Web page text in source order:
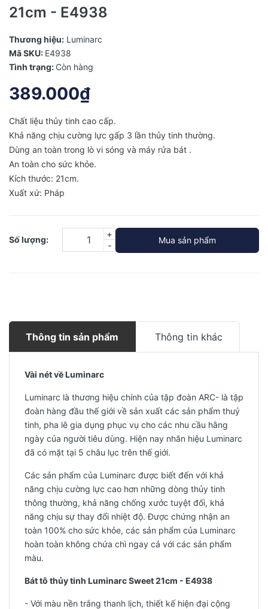
21cm - E4938
Thương hiệu: Luminarc
Mã SKU: E4938
Tình trạng: Còn hàng
389.000₫
Chất liệu thủy tinh cao cấp.
Khả năng chịu cường lực gấp 3 lần thủy tinh thường.
Dùng an toàn trong lò vi sóng và máy rửa bát .
An toàn cho sức khỏe.
Kích thước: 21cm.
Xuất xứ: Pháp
Số lượng:
-
+
Mua sản phẩm
Thông tin sản phẩm Thông tin khác
Vài nét về Luminarc
Luminarc là thương hiệu chính của tập đoàn ARC- là tập
đoàn hàng đầu thế giới về sản xuất các sản phẩm thuỷ
tinh, pha lê gia dụng phục vụ cho các nhu cầu hằng
ngày của người tiêu dùng. Hiện nay nhãn hiệu Luminarc
đã có mặt tại 5 châu lục trên thế giới.
Các sản phẩm của Luminarc được biết đến với khả
năng chịu cường lực cao hơn những dòng thủy tinh
thông thường, khả năng chống xước tuyệt đối, khả
năng chịu sự thay đổi nhiệt độ. Được chứng nhận an
toàn 100% cho sức khỏe, các sản phẩm của Luminarc
hoàn toàn không chứa chì ngay cả với các sản phẩm
màu.
Bát tô thủy tinh Luminarc Sweet 21cm - E4938
- Với màu nền trắng thanh lịch, thiết kế hiện đại cộng